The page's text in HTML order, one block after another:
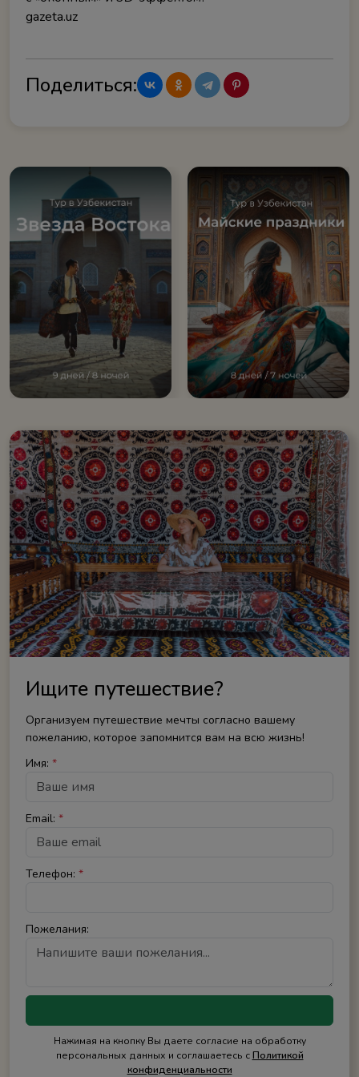
gazeta.uz
Поделиться:
Ищите путешествие?
Организуем путешествие мечты согласно вашему
пожеланию, которое запомнится вам на всю жизнь!
Имя: *
Email: *
Телефон: *
Пожелания:
Нажимая на кнопку Вы даете согласие на обработку
персональных данных и соглашаетесь сПолитикой
конфиденциальности